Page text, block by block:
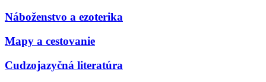
Náboženstvo a ezoterika
Mapy a cestovanie
Cudzojazyčná literatúra